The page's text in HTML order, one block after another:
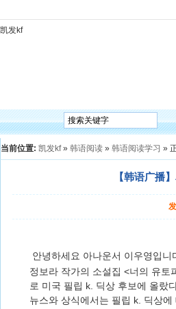
凯发kf
当前位置: 凯发kf» 韩语阅读 » 韩语阅读学习 »
【韩语广播
안녕하세요 아나운서 이우영입니
정보라 작가의 소설집 <너의 유토
로 미국 필립 k. 딕상 후보에 올랐
뉴스와 상식에서는 필립 k. 딕상에